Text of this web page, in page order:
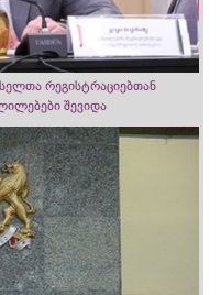
რეგისტრაციებთან
შევიდა